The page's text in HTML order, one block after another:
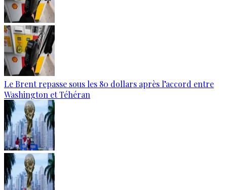
Le Brent repasse sous les 80 dollars après l’accord entre
Washington et Téhéran